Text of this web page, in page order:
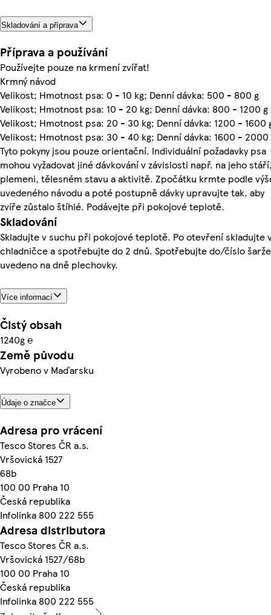
Skladování a příprava
Příprava a používání
Používejte pouze na krmení zvířat!
Krmný návod
Velikost; Hmotnost psa: 0 - 10 kg; Denní dávka: 500 - 800 g
Velikost; Hmotnost psa: 10 - 20 kg; Denní dávka: 800 - 1200 g
Velikost; Hmotnost psa: 20 - 30 kg; Denní dávka: 1200 - 1600
Velikost; Hmotnost psa: 30 - 40 kg; Denní dávka: 1600 - 2000
Tyto pokyny jsou pouze orientační. Individuální požadavky psa
mohou vyžadovat jiné dávkování v závislosti např. na jeho
plemeni, tělesném stavu a aktivitě. Zpočátku krmte podle
uvedeného návodu a poté postupně dávky upravujte tak, aby
zvíře zůstalo štíhlé. Podávejte při pokojové teplotě.
Skladování
Skladujte v suchu při pokojové teplotě. Po otevření skladujte
chladničce a spotřebujte do 2 dnů. Spotřebujte do/číslo
uvedeno na dně plechovky.
Více informací
Čistý obsah
1240g ℮
Země původu
Vyrobeno v Maďarsku
Údaje o značce
Adresa pro vrácení
Tesco Stores ČR a.s.
Vršovická 1527
68b
100 00 Praha 10
Česká republika
Infolinka 800 222 555
Adresa distributora
Tesco Stores ČR a.s.
Vršovická 1527/68b
100 00 Praha 10
Česká republika
Infolinka 800 222 555